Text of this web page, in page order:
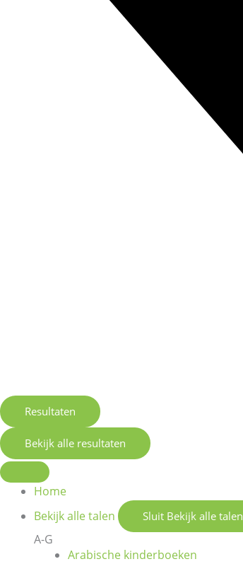
Resultaten
Bekijk alle resultaten
Home
Bekijk alle talen
Sluit Bekijk alle talen
A-G
Arabische kinderboeken